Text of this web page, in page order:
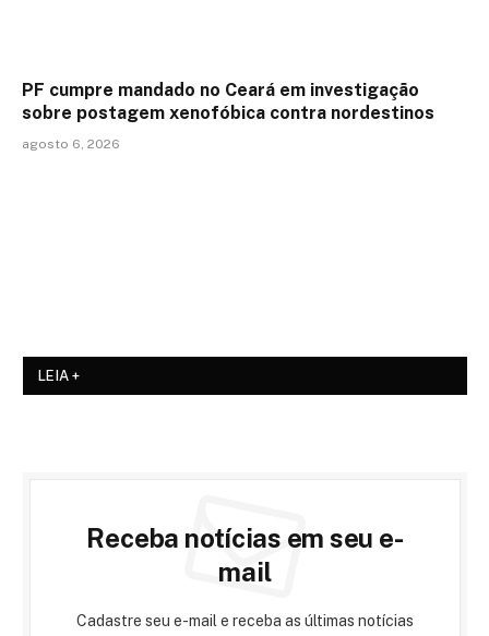
PF cumpre mandado no Ceará em investigação
sobre postagem xenofóbica contra nordestinos
agosto 6, 2026
LEIA +
Receba notícias em seu e-
mail
Cadastre seu e-mail e receba as últimas notícias